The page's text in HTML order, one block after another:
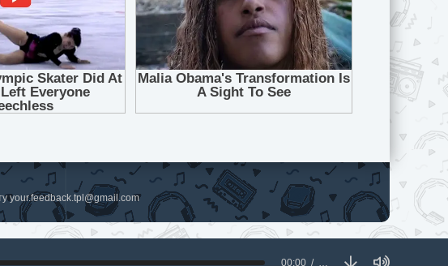
your.feedback.tpl@gmail.com
00:00 …